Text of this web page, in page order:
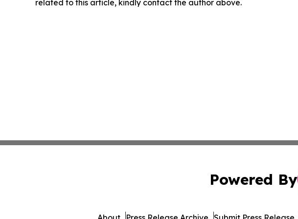
related to this article, kindly contact the author above.
Powered By